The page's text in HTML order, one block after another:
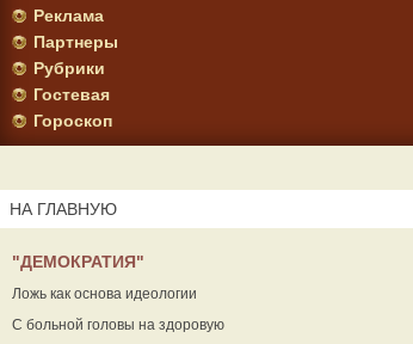
Реклама
Партнеры
Рубрики
Гостевая
Гороскоп
НА ГЛАВНУЮ
"ДЕМОКРАТИЯ"
Ложь как основа идеологии
С больной головы на здоровую